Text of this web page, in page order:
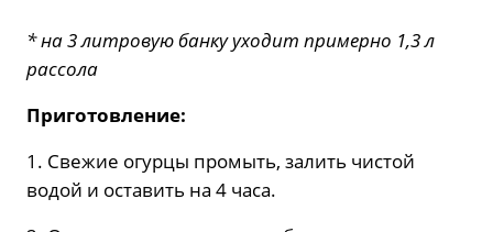
* на 3 литровую банку уходит примерно 1,3 л
рассола
Приготовление:
1. Свежие огурцы промыть, залить чистой
водой и оставить на 4 часа.